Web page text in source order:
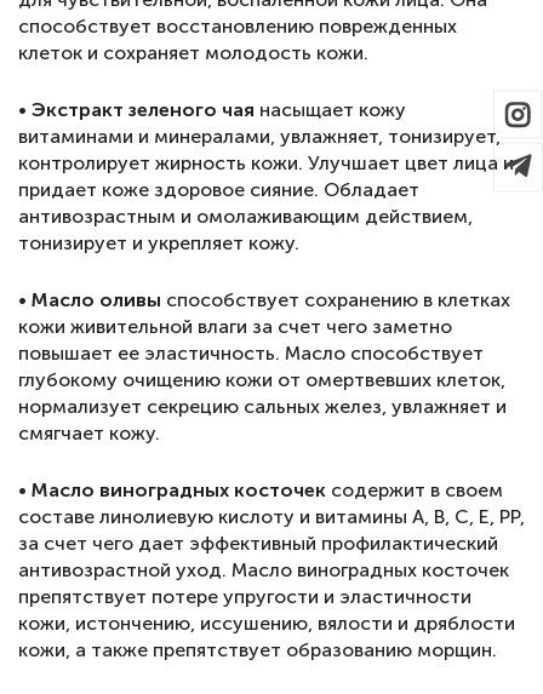
способствует восстановлению поврежденных
клеток и сохраняет молодость кожи.
• Экстракт зеленого чая насыщает кожу
витаминами и минералами, увлажняет, тонизирует,
контролирует жирность кожи. Улучшает цвет лица и
придает коже здоровое сияние. Обладает
антивозрастным и омолаживающим действием,
тонизирует и укрепляет кожу.
• Масло оливы способствует сохранению в клетках
кожи живительной влаги за счет чего заметно
повышает ее эластичность. Масло способствует
глубокому очищению кожи от омертвевших клеток,
нормализует секрецию сальных желез, увлажняет и
смягчает кожу.
• Масло виноградных косточек содержит в своем
составе линолиевую кислоту и витамины A, B, C, E, PP,
за счет чего дает эффективный профилактический
антивозрастной уход. Масло виноградных косточек
препятствует потере упругости и эластичности
кожи, истончению, иссушению, вялости и дряблости
кожи, а также препятствует образованию морщин.